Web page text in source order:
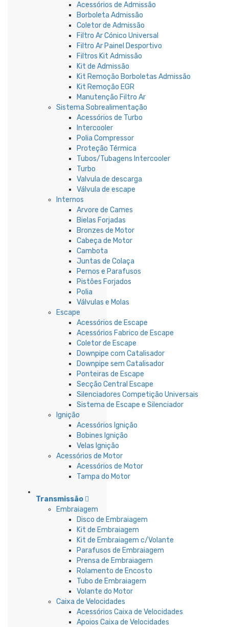
Acessórios de Admissão
Borboleta Admissão
Coletor de Admissão
Filtro Ar Cónico Universal
Filtro Ar Painel Desportivo
Filtros Kit Admissão
Kit de Admissão
Kit Remoção Borboletas Admissão
Kit Remoção EGR
Manutenção Filtro Ar
Sistema Sobrealimentação
Acessórios de Turbo
Intercooler
Polia Compressor
Proteção Térmica
Tubos/Tubagens Intercooler
Turbo
Valvula de descarga
Válvula de escape
Internos
Arvore de Cames
Bielas Forjadas
Bronzes de Motor
Cabeça de Motor
Cambota
Juntas de Colaça
Pernos e Parafusos
Pistões Forjados
Polia
Válvulas e Molas
Escape
Acessórios de Escape
Acessórios Fabrico de Escape
Coletor de Escape
Downpipe com Catalisador
Downpipe sem Catalisador
Ponteiras de Escape
Secção Central Escape
Silenciadores Competição Universais
Sistema de Escape e Silenciador
Ignição
Acessórios Ignição
Bobines Ignição
Velas Ignição
Acessórios de Motor
Acessórios de Motor
Tampa do Motor
Transmissão
Embraiagem
Disco de Embraiagem
Kit de Embraiagem
Kit de Embraiagem c/Volante
Parafusos de Embraiagem
Prensa de Embraiagem
Rolamento de Encosto
Tubo de Embraiagem
Volante do Motor
Caixa de Velocidades
Acessórios Caixa de Velocidades
Apoios Caixa de Velocidades